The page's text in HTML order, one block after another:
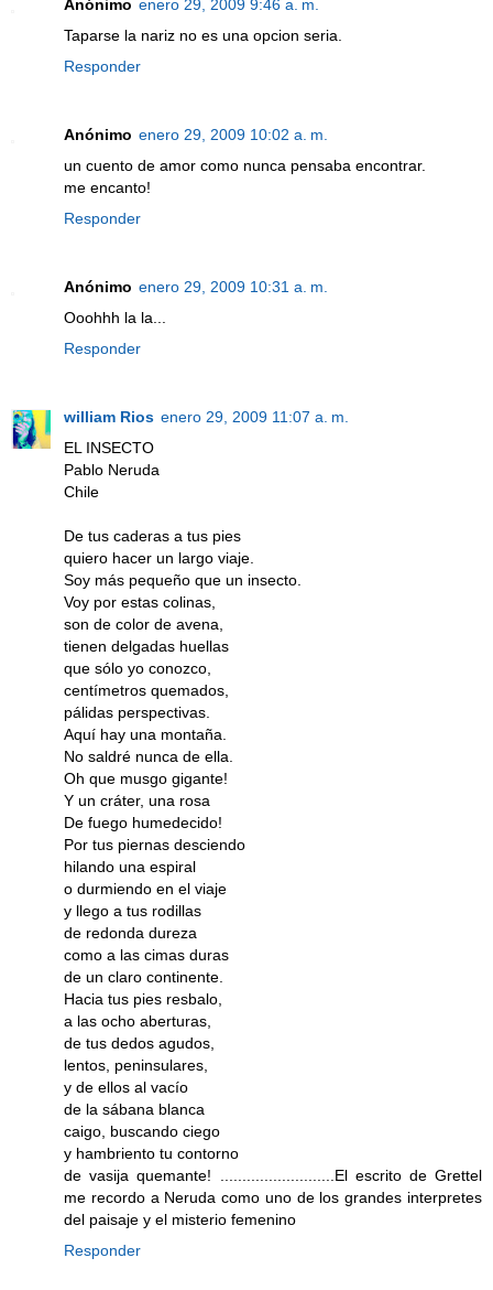
Anónimo enero 29, 2009 9:46 a. m.
Taparse la nariz no es una opcion seria.
Responder
Anónimo enero 29, 2009 10:02 a. m.
un cuento de amor como nunca pensaba encontrar.
me encanto!
Responder
Anónimo enero 29, 2009 10:31 a. m.
Ooohhh la la...
Responder
william Rios enero 29, 2009 11:07 a. m.
EL INSECTO
Pablo Neruda
Chile
De tus caderas a tus pies
quiero hacer un largo viaje.
Soy más pequeño que un insecto.
Voy por estas colinas,
son de color de avena,
tienen delgadas huellas
que sólo yo conozco,
centímetros quemados,
pálidas perspectivas.
Aquí hay una montaña.
No saldré nunca de ella.
Oh que musgo gigante!
Y un cráter, una rosa
De fuego humedecido!
Por tus piernas desciendo
hilando una espiral
o durmiendo en el viaje
y llego a tus rodillas
de redonda dureza
como a las cimas duras
de un claro continente.
Hacia tus pies resbalo,
a las ocho aberturas,
de tus dedos agudos,
lentos, peninsulares,
y de ellos al vacío
de la sábana blanca
caigo, buscando ciego
y hambriento tu contorno
de vasija quemante! ..........................El escrito de Grettel
me recordo a Neruda como uno de los grandes interpretes
del paisaje y el misterio femenino
Responder